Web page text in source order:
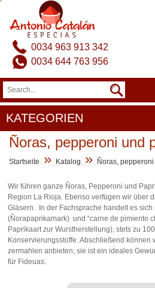
0034 963 913 342
0034 644 763 956
KATEGORIEN
Ñoras, pepperoni und
Startseite » Katalog » Ñoras,
Wir führen ganze Ñoras, Pepperoni und
Region La Rioja. Ebenso verfügen wir über
Gläsern. In der Fachsprache handelt es sich
(Ñorapaprikamark) und “carne de pimiento
Paprikaart zur Wurstherstellung), stets zu
Konservierungsstoffe. Abschließend können
zermahlen anbieten; sie ist ein ideales
für Fideuas.